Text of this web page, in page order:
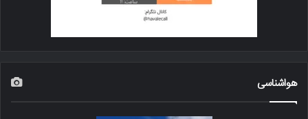
هواشناسی